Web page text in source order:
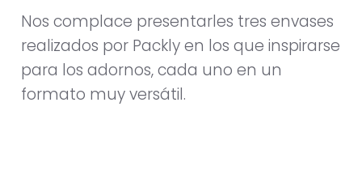
Nos complace presentarles tres envases
realizados por Packly en los que inspirarse
para los adornos, cada uno en un
formato muy versátil.